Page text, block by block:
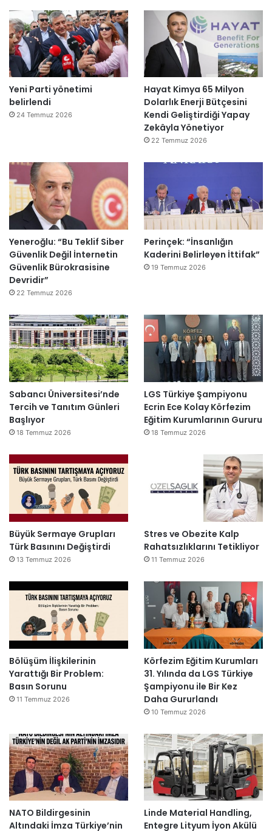
Yeni Parti yönetimi
belirlendi
24 Temmuz 2026
Hayat Kimya 65 Milyon
Dolarlık Enerji Bütçesini
Kendi Geliştirdiği Yapay
Zekâyla Yönetiyor
22 Temmuz 2026
Yeneroğlu: “Bu Teklif Siber
Güvenlik Değil İnternetin
Güvenlik Bürokrasisine
Devridir”
22 Temmuz 2026
Perinçek: “İnsanlığın
Kaderini Belirleyen İttifak”
19 Temmuz 2026
Sabancı Üniversitesi’nde
Tercih ve Tanıtım Günleri
Başlıyor
18 Temmuz 2026
LGS Türkiye Şampiyonu
Ecrin Ece Kolay Körfezim
Eğitim Kurumlarının Gururu
18 Temmuz 2026
Büyük Sermaye Grupları
Türk Basınını Değiştirdi
13 Temmuz 2026
Stres ve Obezite Kalp
Rahatsızlıklarını Tetikliyor
11 Temmuz 2026
Bölüşüm İlişkilerinin
Yarattığı Bir Problem:
Basın Sorunu
11 Temmuz 2026
Körfezim Eğitim Kurumları
31. Yılında da LGS Türkiye
Şampiyonu ile Bir Kez
Daha Gururlandı
10 Temmuz 2026
NATO Bildirgesinin
Altındaki İmza Türkiye’nin
Linde Material Handling,
Entegre Lityum İyon Akülü